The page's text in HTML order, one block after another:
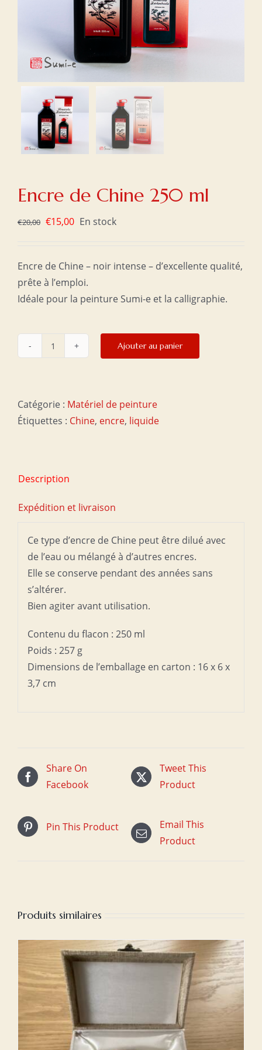
Encre de Chine 250 ml
€20,00 Le
était :
€20,00.
€15,00Le
est :
€15,00.
En stock
Encre de Chine – noir intense – d’excellente qualité,
prête à l’emploi.
Idéale pour la peinture Sumi-e et la calligraphie.
quantité
de
Chine
Ajouter au panier
Catégorie : Matériel de peinture
Étiquettes : Chine, encre, liquide
Description
Expédition et livraison
Ce type d’encre de Chine peut être dilué avec
de l’eau ou mélangé à d’autres encres.
Elle se conserve pendant des années sans
s’altérer.
Bien agiter avant utilisation.
Contenu du flacon : 250 ml
Poids : 257 g
Dimensions de l’emballage en carton : 16 x 6 x
3,7 cm
Share On
Facebook
Tweet This
Product
Pin This Product
Email This
Product
Produits similaires